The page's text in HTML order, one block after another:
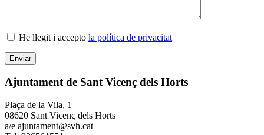
He llegit i accepto la política de privacitat
Ajuntament de Sant Vicenç dels Horts
Plaça de la Vila, 1
08620 Sant Vicenç dels Horts
a/e ajuntament@svh.cat